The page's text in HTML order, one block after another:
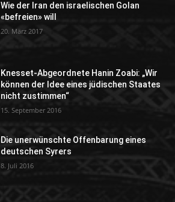
Wie der Iran den israelischen Golan
«befreien» will
20. März 2017
Knesset-Abgeordnete Hanin Zoabi: „Wir
können der Idee eines jüdischen Staates
nicht zustimmen“
15. September 2016
Die unerwünschte Offenbarung eines
deutschen Syrers
8. Juli 2016